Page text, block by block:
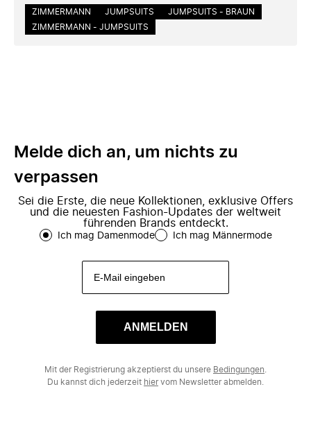
ZIMMERMANN JUMPSUITS
JUMPSUITS - BRAUN
ZIMMERMANN - JUMPSUITS
Melde dich an, um nichts zu
verpassen
Sei die Erste, die neue Kollektionen, exklusive Offers
und die neuesten Fashion-Updates der weltweit
führenden Brands entdeckt.
Ich mag Damenmode Ich mag Männermode
ANMELDEN
Mit der Registrierung akzeptierst du unsere Bedingungen
Du kannst dich jederzeit hiervom Newsletter abmelden.